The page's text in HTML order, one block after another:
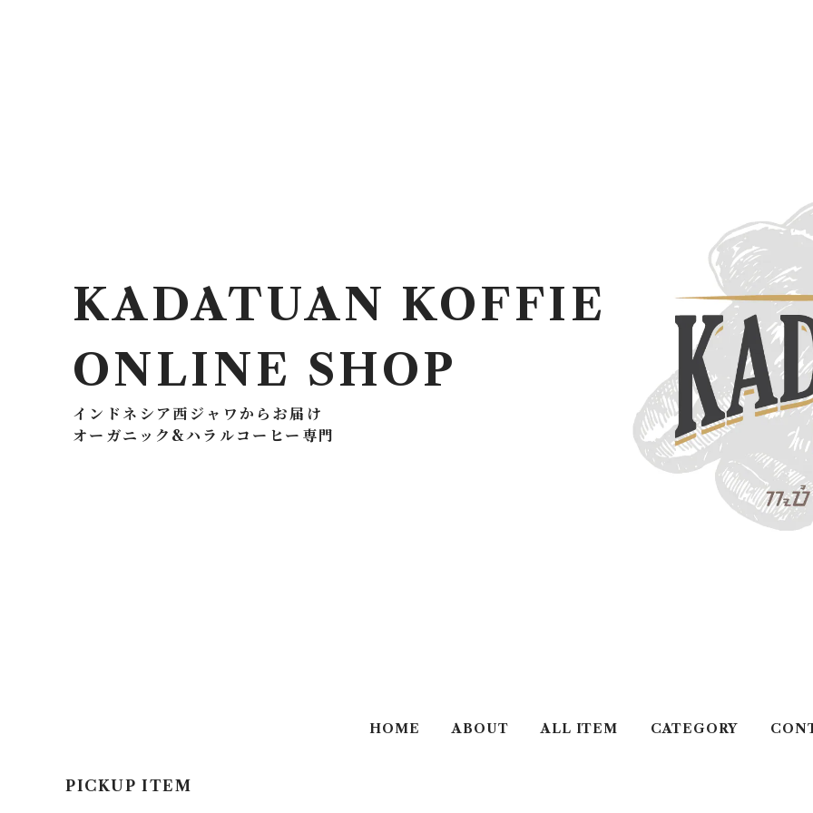
KADATUAN KOFFIE
ONLINE SHOP
インドネシア西ジャワからお届け
オーガニック&ハラルコーヒー専門
HOME ABOUT ALL ITEM CATEGORY
PICKUP ITEM